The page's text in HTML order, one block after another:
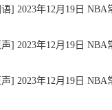
语] 2023年12月19日
声] 2023年12月19日
声] 2023年12月19日